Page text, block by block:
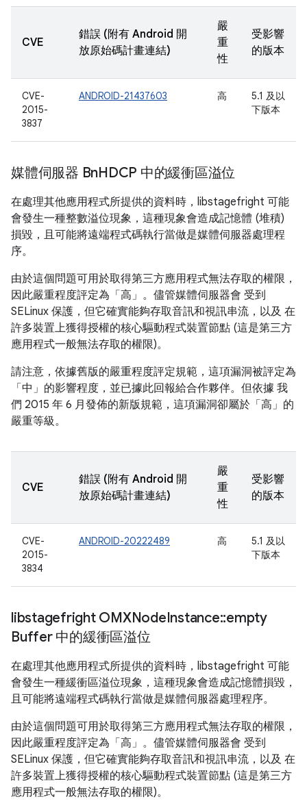
CVE
錯誤 (附有 Android 開
放原始碼計畫連結)
嚴
重
性
受影響
的版本
CVE-
2015-
3837
ANDROID-21437603 高
5.1 及以
下版本
媒體伺服器 BnHDCP 中的緩衝區溢位
在處理其他應用程式所提供的資料時，libstagefright 可能
會發生一種整數溢位現象，這種現象會造成記憶體 (堆積)
損毀，且可能將遠端程式碼執行當做是媒體伺服器處理程
序。
由於這個問題可用於取得第三方應用程式無法存取的權限，
因此嚴重程度評定為「高」。儘管媒體伺服器會 受到
SELinux 保護，但它確實能夠存取音訊和視訊串流，以及 在
許多裝置上獲得授權的核心驅動程式裝置節點 (這是第三方
應用程式一般無法存取的權限)。
請注意，依據舊版的嚴重程度評定規範，這項漏洞被評定為
「中」的影響程度，並已據此回報給合作夥伴。但依據 我
們 2015 年 6 月發佈的新版規範，這項漏洞卻屬於「高」的
嚴重等級。
CVE
錯誤 (附有 Android 開
放原始碼計畫連結)
嚴
重
性
受影響
的版本
CVE-
2015-
3834
ANDROID-20222489 高
5.1 及以
下版本
libstagefright OMXNodeInstance::empty
Buffer 中的緩衝區溢位
在處理其他應用程式所提供的資料時，libstagefright 可能
會發生一種緩衝區溢位現象，這種現象會造成記憶體損毀，
且可能將遠端程式碼執行當做是媒體伺服器處理程序。
由於這個問題可用於取得第三方應用程式無法存取的權限，
因此嚴重程度評定為「高」。儘管媒體伺服器會 受到
SELinux 保護，但它確實能夠存取音訊和視訊串流，以及 在
許多裝置上獲得授權的核心驅動程式裝置節點 (這是第三方
應用程式一般無法存取的權限)。